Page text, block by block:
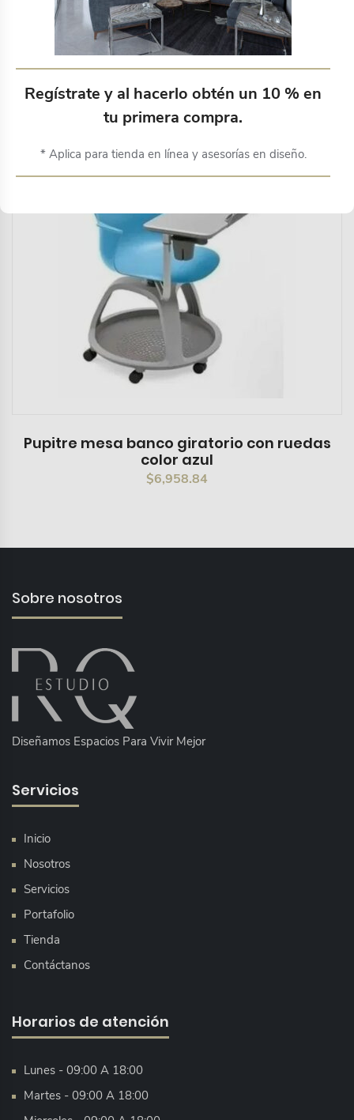
Productos relacionados
Pupitre mesa banco giratorio con ruedas
color azul
$6,958.84
Sobre nosotros
Diseñamos Espacios Para Vivir Mejor
Servicios
Inicio
Nosotros
Servicios
Portafolio
Tienda
Contáctanos
Horarios de atención
Lunes - 09:00 A 18:00
Martes - 09:00 A 18:00
Regístrate y al hacerlo obtén un 10 % en
tu primera compra.
* Aplica para tienda en línea y asesorías en diseño.